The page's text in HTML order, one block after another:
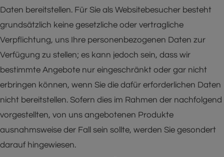
Daten bereitstellen. Für Sie als Websitebesucher besteht
grundsätzlich keine gesetzliche oder vertragliche
Verpflichtung, uns Ihre personenbezogenen Daten zur
Verfügung zu stellen; es kann jedoch sein, dass wir
bestimmte Angebote nur eingeschränkt oder gar nicht
erbringen können, wenn Sie die dafür erforderlichen Daten
nicht bereitstellen. Sofern dies im Rahmen der nachfolgend
vorgestellten, von uns angebotenen Produkte
ausnahmsweise der Fall sein sollte, werden Sie gesondert
darauf hingewiesen.